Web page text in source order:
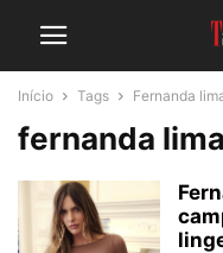
Início Tags Fernanda
fernanda lima